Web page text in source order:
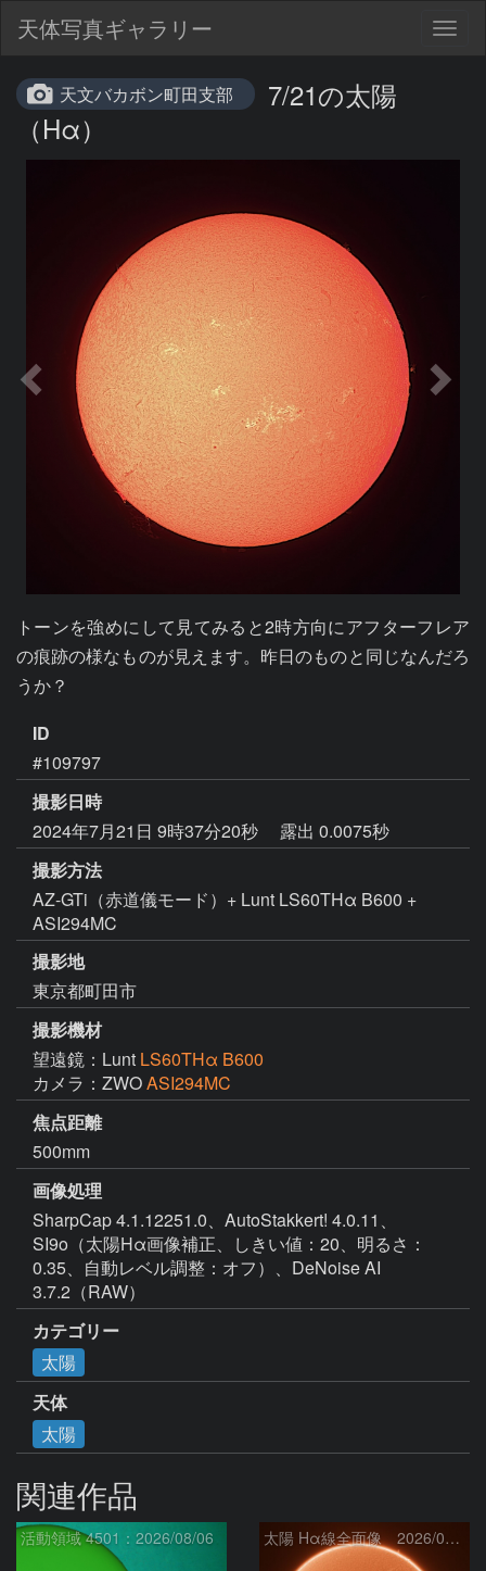
天体写真ギャラリー
天文バカボン町田支部
7/21の太陽
（Hα）
トーンを強めにして見てみると2時方向にアフターフレア
の痕跡の様なものが見えます。昨日のものと同じなんだろ
うか？
ID
#109797
撮影日時
2024年7月21日 9時37分20秒
露出 0.0075秒
撮影方法
AZ-GTi（赤道儀モード）+ Lunt LS60THα B600 +
ASI294MC
撮影地
東京都町田市
撮影機材
望遠鏡：Lunt LS60THα B600
カメラ：ZWOASI294MC
焦点距離
500mm
画像処理
SharpCap 4.1.12251.0、AutoStakkert! 4.0.11、
SI9o（太陽Hα画像補正、しきい値：20、明るさ：
0.35、自動レベル調整：オフ）、DeNoise AI
3.7.2（RAW）
カテゴリー
太陽
天体
太陽
関連作品
活動領域 4501：2026/08/06 太陽 Hα線全面像 2026/08/07